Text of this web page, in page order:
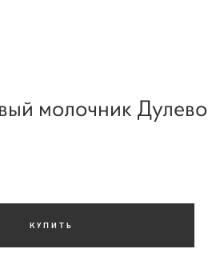
молочник Дулево
КУПИТЬ